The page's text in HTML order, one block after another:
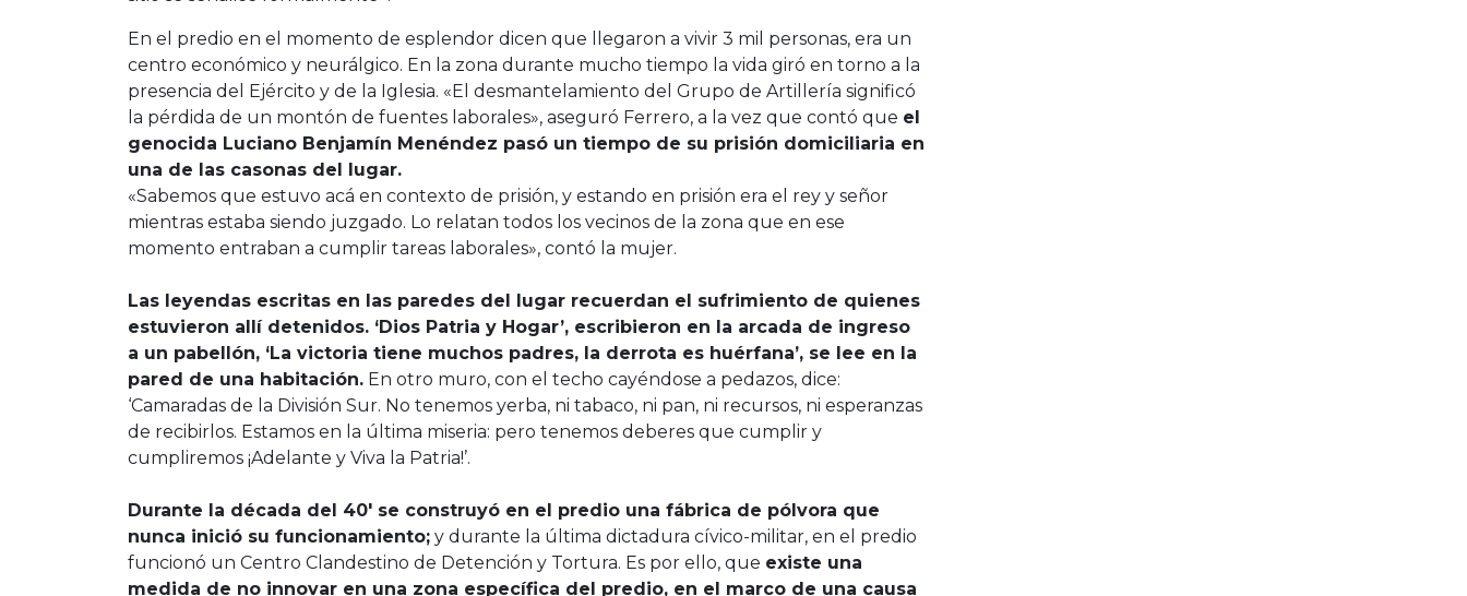
En el predio en el momento de esplendor dicen que llegaron a vivir 3 mil personas, era un
centro económico y neurálgico. En la zona durante mucho tiempo la vida giró en torno a la
presencia del Ejército y de la Iglesia. «El desmantelamiento del Grupo de Artillería significó
la pérdida de un montón de fuentes laborales», aseguró Ferrero, a la vez que contó que el
genocida Luciano Benjamín Menéndez pasó un tiempo de su prisión domiciliaria en
una de las casonas del lugar.
«Sabemos que estuvo acá en contexto de prisión, y estando en prisión era el rey y señor
mientras estaba siendo juzgado. Lo relatan todos los vecinos de la zona que en ese
momento entraban a cumplir tareas laborales», contó la mujer.
Las leyendas escritas en las paredes del lugar recuerdan el sufrimiento de quienes
estuvieron allí detenidos. ‘Dios Patria y Hogar’, escribieron en la arcada de ingreso
a un pabellón, ‘La victoria tiene muchos padres, la derrota es huérfana’, se lee en la
pared de una habitación. En otro muro, con el techo cayéndose a pedazos, dice:
‘Camaradas de la División Sur. No tenemos yerba, ni tabaco, ni pan, ni recursos, ni esperanzas
de recibirlos. Estamos en la última miseria: pero tenemos deberes que cumplir y
cumpliremos ¡Adelante y Viva la Patria!’.
Durante la década del 40′ se construyó en el predio una fábrica de pólvora que
nunca inició su funcionamiento; y durante la última dictadura cívico-militar, en el predio
funcionó un Centro Clandestino de Detención y Tortura. Es por ello, que existe una
medida de no innovar en una zona específica del predio, en el marco de una causa